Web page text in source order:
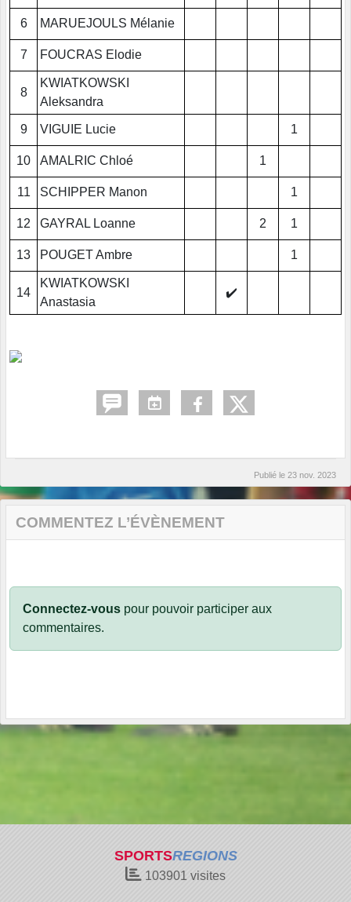
6 MARUEJOULS Mélanie
7 FOUCRAS Elodie
8
KWIATKOWSKI
Aleksandra
9 VIGUIE Lucie 1
10 AMALRIC Chloé 1
11 SCHIPPER Manon 1
12 GAYRAL Loanne 2 1
13 POUGET Ambre 1
14
KWIATKOWSKI
Anastasia
✔️
Publié le 23 nov. 2023
COMMENTEZ L’ÉVÈNEMENT
Connectez-vous pour pouvoir participer aux
commentaires.
SPORTSREGIONS
103901 visites